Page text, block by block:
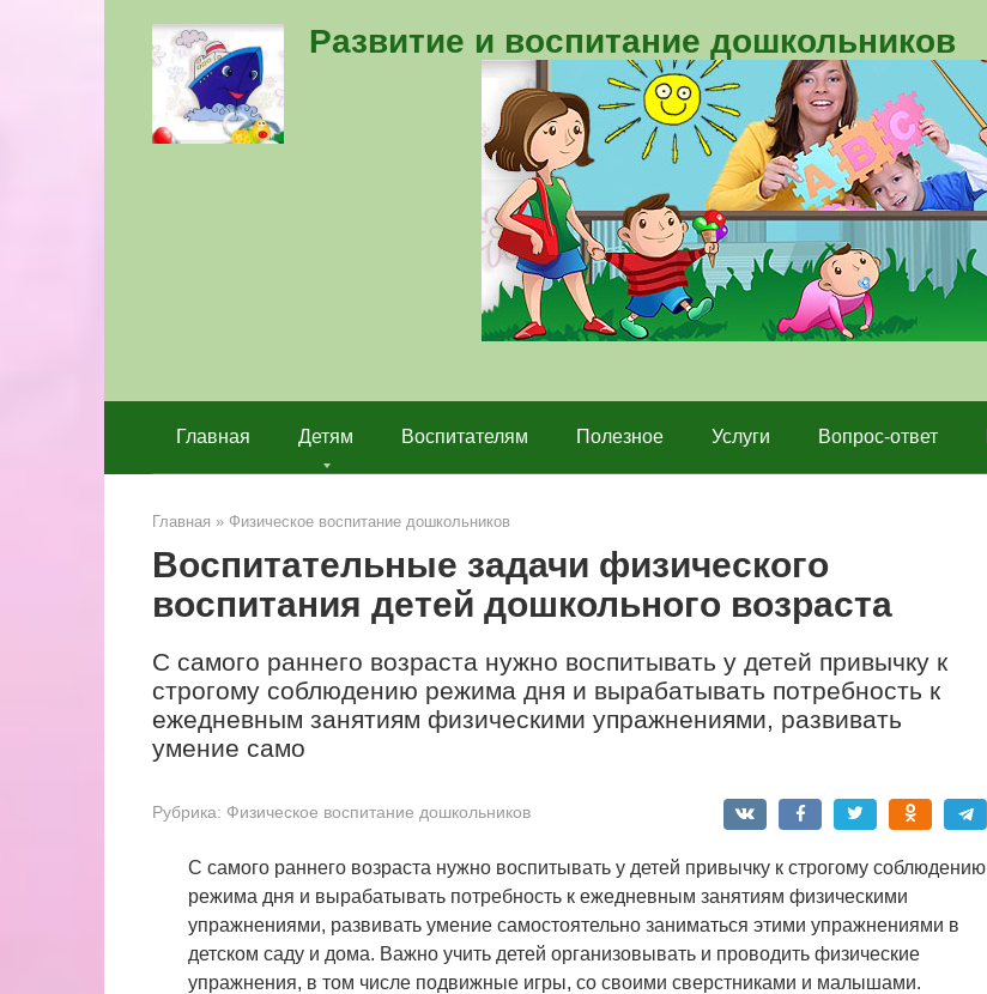
Развитие и воспитание дошкольников
Главная Детям Воспитателям Полезное Услуги Вопрос-ответ
Главная » Физическое воспитание дошкольников
Воспитательные задачи физического
воспитания детей дошкольного возраста
С самого раннего возраста нужно воспитывать у детей привычку к
строгому соблюдению режима дня и вырабатывать потребность к
ежедневным занятиям физическими упражнениями, развивать
умение само
Рубрика: Физическое воспитание дошкольников
С самого раннего возраста нужно воспитывать у детей привычку к строгому соблюдению
режима дня и вырабатывать потребность к ежедневным занятиям физическими
упражнениями, развивать умение самостоятельно заниматься этими упражнениями в
детском саду и дома. Важно учить детей организовывать и проводить физические
упражнения, в том числе подвижные игры, со своими сверстниками и малышами.